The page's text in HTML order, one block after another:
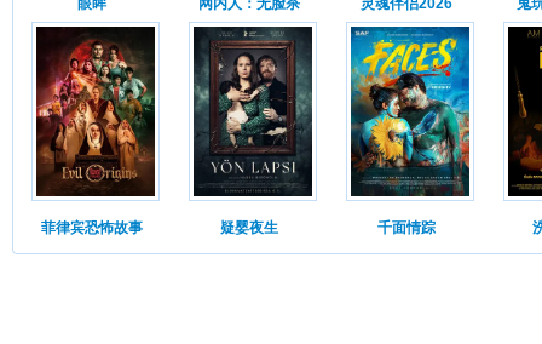
眼眸 网内人：无脸杀 灵魂伴侣2026 鬼
菲律宾恐怖故事 疑婴夜生 千面情踪